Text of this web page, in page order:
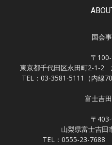
国会
〒
東京都千代田区永田町2-1-2
TEL：03-3581-5111（内線
富士吉
〒
山梨県富士吉田
TEL：0555-23-7688